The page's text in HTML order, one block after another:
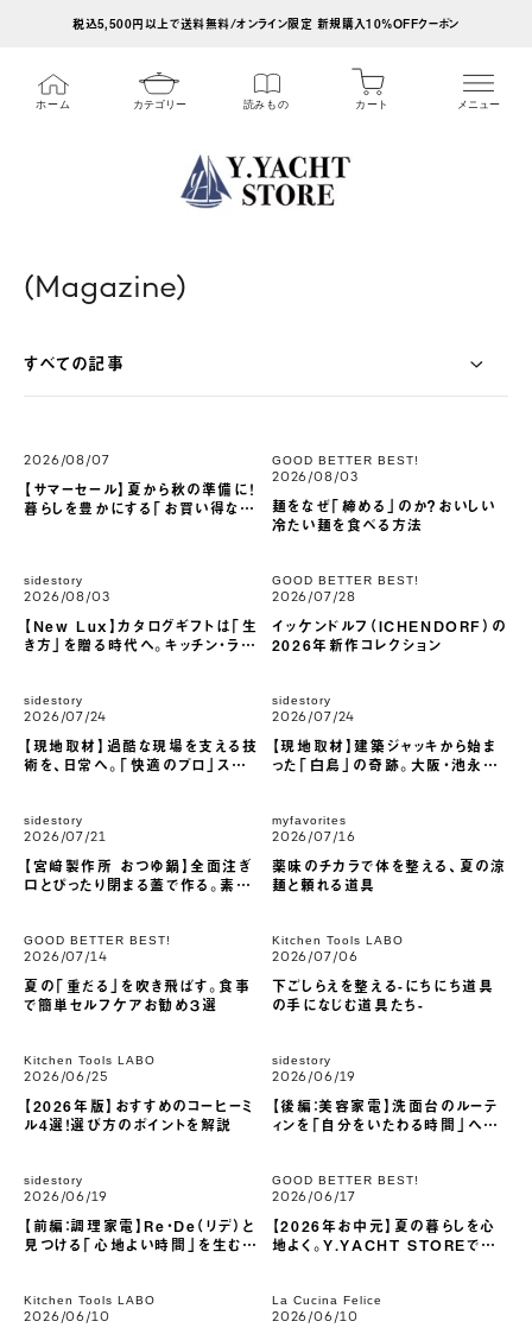
税込5,500円以上で送料無料/オンライン限定 新規購入10%OFFクーポン
ホーム カテゴリー 読みもの カート メニュー
(Magazine)
すべての記事
2026/08/07
【サマーセール】夏から秋の準備に！
暮らしを豊かにする「お買い得な名
GOOD BETTER BEST!
2026/08/03
麺をなぜ「締める」のか？おいしい
冷たい麺を食べる方法
sidestory
2026/08/03
【New Lux】カタログギフトは「生
き方」を贈る時代へ。キッチン・ライ
GOOD BETTER BEST!
2026/07/28
イッケンドルフ（ICHENDORF）の
2026年新作コレクション
sidestory
2026/07/24
【現地取材】過酷な現場を支える技
術を、日常へ。「快適のプロ」スイデ
sidestory
2026/07/24
【現地取材】建築ジャッキから始ま
った「白鳥」の奇跡。大阪・池永鉄
sidestory
2026/07/21
【宮﨑製作所 おつゆ鍋】全面注ぎ
口とぴったり閉まる蓋で作る。素材
myfavorites
2026/07/16
薬味のチカラで体を整える、夏の涼
麺と頼れる道具
GOOD BETTER BEST!
2026/07/14
夏の「重だる」を吹き飛ばす。食事
で簡単セルフケアお勧め３選
Kitchen Tools LABO
2026/07/06
下ごしらえを整える-にちにち道具
の手になじむ道具たち-
Kitchen Tools LABO
2026/06/25
【2026年版】おすすめのコーヒーミ
ル4選！選び方のポイントを解説
sidestory
2026/06/19
【後編：美容家電】洗面台のルーテ
ィンを「自分をいたわる時間」へ。
sidestory
2026/06/19
【前編：調理家電】Re・De（リデ）と
見つける「心地よい時間」を生むた
GOOD BETTER BEST!
2026/06/17
【2026年お中元】夏の暮らしを心
地よく。Y.YACHT STOREで選
Kitchen Tools LABO
2026/06/10
La Cucina Felice
2026/06/10